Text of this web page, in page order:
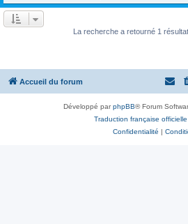
La recherche a retourné 1
Accueil du forum
Développé parphpBB® Forum
Traduction française officielle
Confidentialité |